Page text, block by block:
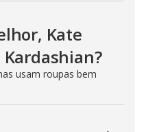
Kate
usam roupas bem